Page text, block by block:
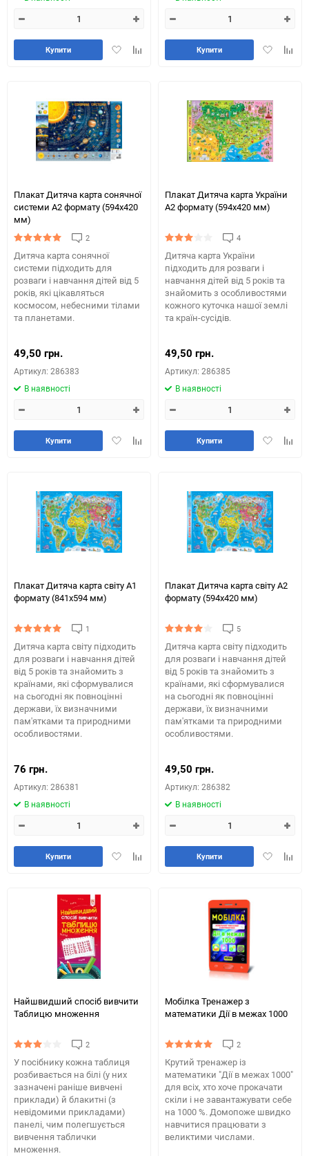
ДодатиДодайте
Купити
Додати
Купити
Плакат Дитяча карта сонячної
системи А2 формату (594х420
мм)
2
Дитяча карта сонячної
системи підходить для
розваги і навчання дітей від 5
років, які цікавляться
космосом, небесними тілами
та планетами.
49,50 грн.
Артикул: 286383
В наявності
ДодатиДодайте
Купити
Плакат Дитяча карта України
А2 формату (594х420 мм)
4
Дитяча карта України
підходить для розваги і
навчання дітей від 5 років та
знайомить з особливостями
кожного куточка нашої землі
та країн-сусідів.
49,50 грн.
Артикул: 286385
В наявності
Додати
Купити
Плакат Дитяча карта світу А1
формату (841х594 мм)
1
Дитяча карта світу підходить
для розваги і навчання дітей
від 5 років та знайомить з
країнами, які сформувалися
на сьогодні як повноцінні
держави, їх визначними
пам'ятками та природними
особливостями.
76 грн.
Артикул: 286381
В наявності
ДодатиДодайте
Купити
Плакат Дитяча карта світу А2
формату (594х420 мм)
5
Дитяча карта світу підходить
для розваги і навчання дітей
від 5 років та знайомить з
країнами, які сформувалися
на сьогодні як повноцінні
держави, їх визначними
пам'ятками та природними
особливостями.
49,50 грн.
Артикул: 286382
В наявності
Додати
Купити
Найшвидший спосіб вивчити
Таблицю множення
2
У посібнику кожна таблиця
розбивається на білі (у них
зазначені раніше вивчені
приклади) й блакитні (з
невідомими прикладами)
панелі, чим полегшується
вивчення таблички
множення.
Мобілка Тренажер з
математики Дії в межах 1000
2
Крутий тренажер із
математики "Дії в межах 1000"
для всіх, хто хоче прокачати
скіли і не завантажувати себе
на 1000 %. Домопоже швидко
навчитися працювати з
великтими числами.